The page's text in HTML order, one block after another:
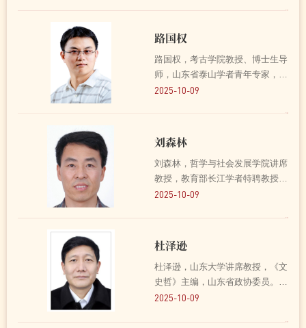
《哲学研究》《文史哲》《学术月
刊》等海内外重要学术...
路国权
路国权，考古学院教授、博士生导
师，山东省泰山学者青年专家，
2023年入选国家级青年人才，中
自2014年参加工作起，路国权始
终坚持理论与实践、教学与科...
2025-10-09
刘森林
刘森林，哲学与社会发展学院讲席
教授，教育部长江学者特聘教授，
先后6次独立获得高等学校科学研
一等奖，还获全国百优博士论文
奖、研究类霍英东青年教师...
2025-10-09
杜泽逊
杜泽逊，山东大学讲席教授，《文
史哲》主编，山东省政协委员。山
东省滕州市滨湖镇陈楼村人。
2025-10-09